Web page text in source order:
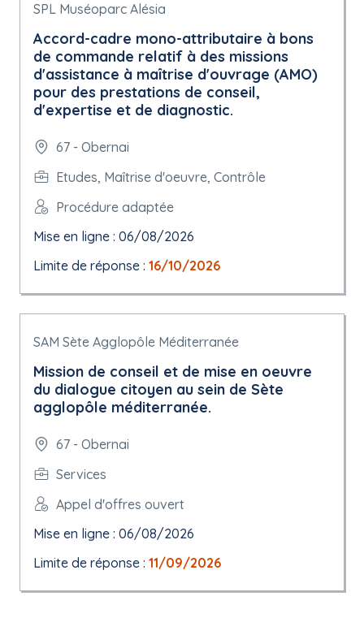
SPL Muséoparc Alésia
Accord-cadre mono-attributaire à bons
de commande relatif à des missions
d'assistance à maîtrise d'ouvrage (AMO)
pour des prestations de conseil,
d'expertise et de diagnostic.
67 - Obernai
Etudes, Maîtrise d'oeuvre, Contrôle
Procédure adaptée
Mise en ligne : 06/08/2026
Limite de réponse : 16/10/2026
SAM Sète Agglopôle Méditerranée
Mission de conseil et de mise en oeuvre
du dialogue citoyen au sein de Sète
agglopôle méditerranée.
67 - Obernai
Services
Appel d'offres ouvert
Mise en ligne : 06/08/2026
Limite de réponse : 11/09/2026